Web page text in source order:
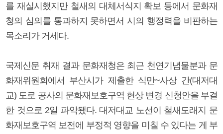
를 재실시했지만 철새의 대체서식지 확보 등에서 문화재
청의 심의를 통과하지 못하면서 시의 행정력을 비판하는
목소리가 거세다.
국제신문 취재 결과 문화재청은 최근 천연기념물분과 문
화재위원회에서 부산시가 제출한 식만~사상 간(대저대
교) 도로 공사의 문화재보호구역 현상 변경 신청안을 부결
한 것으로 2일 파악됐다. 대저대교 노선이 철새도래지 문
화재보호구역 보전에 부정적 영향을 미칠 수 있다는 게 부